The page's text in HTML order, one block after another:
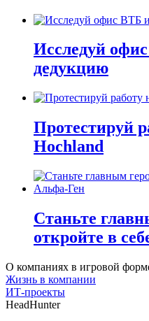
Исследуй
дедукцию
Протестируй
Hochland
Станьте
откройте в
О компаниях в игровой
Жизнь в компании
ИТ-проекты
HeadHunter